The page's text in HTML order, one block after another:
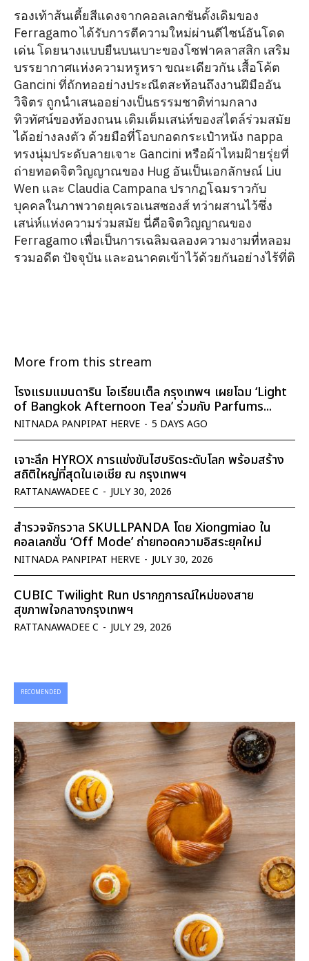
รองเท้าส้นเตี้ยสีแดงจากคอลเลกชันดั้งเดิมของ
Ferragamo ได้รับการตีความใหม่ผ่านดีไซน์อันโดด
เด่น โดยนางแบบยืนบนเบาะของโซฟาคลาสสิก เสริม
บรรยากาศแห่งความหรูหรา ขณะเดียวกัน เสื้อโค้ต
Gancini ที่ถักทออย่างประณีตสะท้อนถึงงานฝีมืออัน
วิจิตร ถูกนำเสนออย่างเป็นธรรมชาติท่ามกลาง
ทิวทัศน์ของท้องถนน เติมเต็มเสน่ห์ของสไตล์ร่วมสมัย
ได้อย่างลงตัว ด้วยมือที่โอบกอดกระเป๋าหนัง nappa
ทรงนุ่มประดับลายเจาะ Gancini หรือผ้าไหมฝ้ายรุ่ยที่
ถ่ายทอดจิตวิญญาณของ Hug อันเป็นเอกลักษณ์ Liu
Wen และ Claudia Campana ปรากฏโฉมราวกับ
บุคคลในภาพวาดยุคเรอเนสซองส์ ทว่าผสานไว้ซึ่ง
เสน่ห์แห่งความร่วมสมัย นี่คือจิตวิญญาณของ
Ferragamo เพื่อเป็นการเฉลิมฉลองความงามที่หลอม
รวมอดีต ปัจจุบัน และอนาคตเข้าไว้ด้วยกันอย่างไร้ที่ติ
More from this stream
โรงแรมแมนดาริน โอเรียนเต็ล กรุงเทพฯ เผยโฉม ‘Light
of Bangkok Afternoon Tea’ ร่วมกับ Parfums...
NITNADA PANPIPAT HERVE - 5 DAYS AGO
เจาะลึก HYROX การแข่งขันไฮบริดระดับโลก พร้อมสร้าง
สถิติใหญ่ที่สุดในเอเชีย ณ กรุงเทพฯ
RATTANAWADEE C - JULY 30, 2026
สำรวจจักรวาล SKULLPANDA โดย Xiongmiao ใน
คอลเลกชั่น ‘Off Mode’ ถ่ายทอดความอิสระยุคใหม่
NITNADA PANPIPAT HERVE - JULY 30, 2026
CUBIC Twilight Run ปรากฏการณ์ใหม่ของสาย
สุขภาพใจกลางกรุงเทพฯ
RATTANAWADEE C - JULY 29, 2026
RECOMENDED